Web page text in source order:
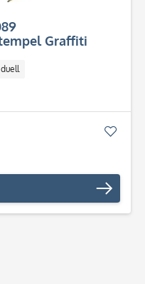
Graffiti